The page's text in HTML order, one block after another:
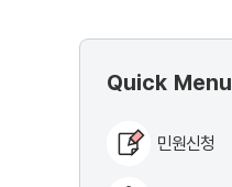
Quick Menu
민원신청